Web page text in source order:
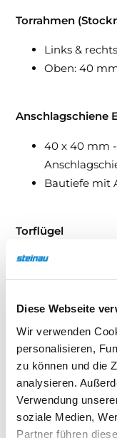
Diese Webseite
Wir verwenden
personalisieren,
zu können und die
analysieren.
Verwendung
soziale Medien,
Partner führen
Torrahmen
Links &
Oben: 40
Anschlagschiene
40 x 40 mm
Bautiefe mit
Torflügel
Massive
Nachweis,
1) Durch die
Mangel dar.